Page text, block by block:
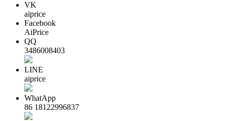
VK
aiprice
Facebook
AiPrice
QQ
3486008403
LINE
aiprice
WhatApp
86 18122996837